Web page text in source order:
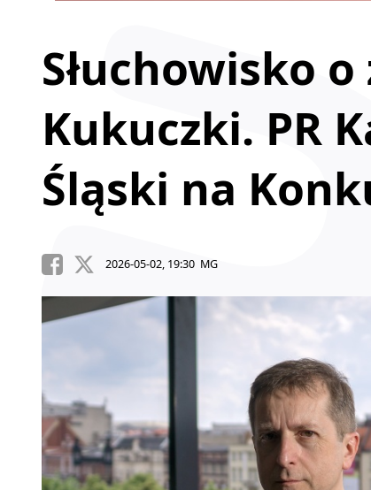
Słuchowisko
Kukuczki. PR
Śląski na
2026-05-02, 19:30 MG